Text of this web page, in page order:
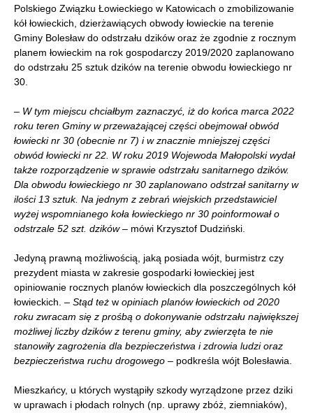
Polskiego Związku Łowieckiego w Katowicach o zmobilizowanie
kół łowieckich, dzierżawiących obwody łowieckie na terenie
Gminy Bolesław do odstrzału dzików oraz że zgodnie z rocznym
planem łowieckim na rok gospodarczy 2019/2020 zaplanowano
do odstrzału 25 sztuk dzików na terenie obwodu łowieckiego nr
30.
– W tym miejscu chciałbym zaznaczyć, iż do końca marca 2022
roku teren Gminy w przeważającej części obejmował obwód
łowiecki nr 30 (obecnie nr 7) i w znacznie mniejszej części
obwód łowiecki nr 22. W roku 2019 Wojewoda Małopolski wydał
także rozporządzenie w sprawie odstrzału sanitarnego dzików.
Dla obwodu łowieckiego nr 30 zaplanowano odstrzał sanitarny w
ilości 13 sztuk. Na jednym z zebrań wiejskich przedstawiciel
wyżej wspomnianego koła łowieckiego nr 30 poinformował o
odstrzale 52 szt. dzików– mówi Krzysztof Dudziński.
Jedyną prawną możliwością, jaką posiada wójt, burmistrz czy
prezydent miasta w zakresie gospodarki łowieckiej jest
opiniowanie rocznych planów łowieckich dla poszczególnych kół
łowieckich. – Stąd też w opiniach planów łowieckich od 2020
roku zwracam się z prośbą o dokonywanie odstrzału największej
możliwej liczby dzików z terenu gminy, aby zwierzęta te nie
stanowiły zagrożenia dla bezpieczeństwa i zdrowia ludzi oraz
bezpieczeństwa ruchu drogowego – podkreśla wójt Bolesławia.
Mieszkańcy, u których wystąpiły szkody wyrządzone przez dziki
w uprawach i płodach rolnych (np. uprawy zbóż, ziemniaków),